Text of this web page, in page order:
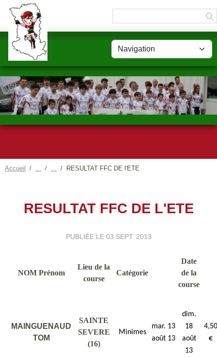
Accueil RESULTAT FFC DE l'ETE
RESULTAT FFC DE L'ETE
PUBLIÉE LE 03 SEPT. 2013
NOM Prénom
Lieu de la
course
Catégorie
Date
de la
course
MAINGUENAUD
TOM
SAINTE
SEVERE
(16)
Minimes
mar. 13
août 13
dim.
18
août
13
4,50
€
Panneau de gestion des cookies